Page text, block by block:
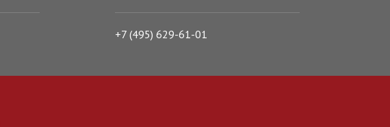
+7 (495) 629-61-01